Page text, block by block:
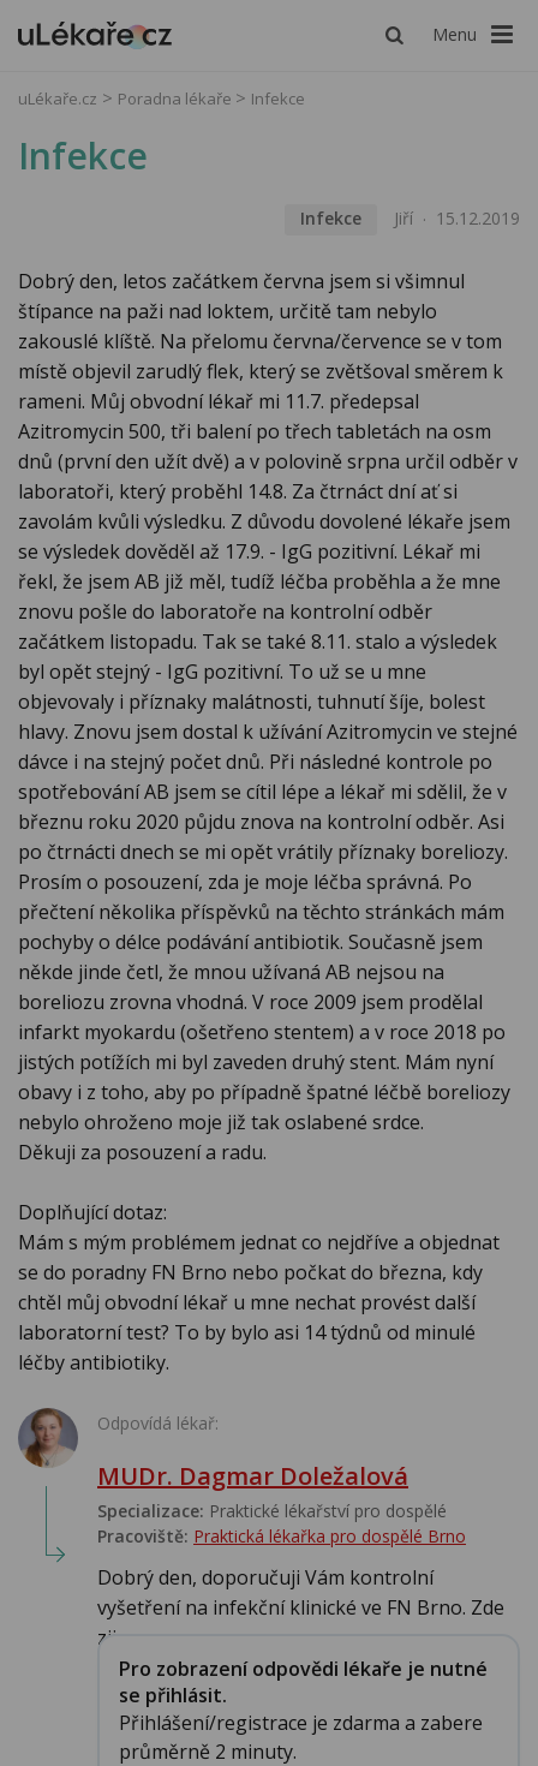
Menu
uLékaře.cz Poradna lékaře Infekce
Infekce
Infekce Jiří 15.12.2019
Dobrý den, letos začátkem června jsem si všimnul
štípance na paži nad loktem, určitě tam nebylo
zakouslé klíště. Na přelomu června/července se v tom
místě objevil zarudlý flek, který se zvětšoval směrem k
rameni. Můj obvodní lékař mi 11.7. předepsal
Azitromycin 500, tři balení po třech tabletách na osm
dnů (první den užít dvě) a v polovině srpna určil odběr v
laboratoři, který proběhl 14.8. Za čtrnáct dní ať si
zavolám kvůli výsledku. Z důvodu dovolené lékaře jsem
se výsledek dověděl až 17.9. - IgG pozitivní. Lékař mi
řekl, že jsem AB již měl, tudíž léčba proběhla a že mne
znovu pošle do laboratoře na kontrolní odběr
začátkem listopadu. Tak se také 8.11. stalo a výsledek
byl opět stejný - IgG pozitivní. To už se u mne
objevovaly i příznaky malátnosti, tuhnutí šíje, bolest
hlavy. Znovu jsem dostal k užívání Azitromycin ve stejné
dávce i na stejný počet dnů. Při následné kontrole po
spotřebování AB jsem se cítil lépe a lékař mi sdělil, že v
březnu roku 2020 půjdu znova na kontrolní odběr. Asi
po čtrnácti dnech se mi opět vrátily příznaky boreliozy.
Prosím o posouzení, zda je moje léčba správná. Po
přečtení několika příspěvků na těchto stránkách mám
pochyby o délce podávání antibiotik. Současně jsem
někde jinde četl, že mnou užívaná AB nejsou na
boreliozu zrovna vhodná. V roce 2009 jsem prodělal
infarkt myokardu (ošetřeno stentem) a v roce 2018 po
jistých potížích mi byl zaveden druhý stent. Mám nyní
obavy i z toho, aby po případně špatné léčbě boreliozy
nebylo ohroženo moje již tak oslabené srdce.
Děkuji za posouzení a radu.
Doplňující dotaz:
Mám s mým problémem jednat co nejdříve a objednat
se do poradny FN Brno nebo počkat do března, kdy
chtěl můj obvodní lékař u mne nechat provést další
laboratorní test? To by bylo asi 14 týdnů od minulé
léčby antibiotiky.
Odpovídá lékař:
MUDr. Dagmar Doležalová
Specializace: Praktické lékařství pro dospělé
Pracoviště: Praktická lékařka pro dospělé Brno
Dobrý den, doporučuji Vám kontrolní
vyšetření na infekční klinické ve FN Brno. Zde
zji...
Pro zobrazení odpovědi lékaře je nutné
se přihlásit.
Přihlášení/registrace je zdarma a zabere
průměrně 2 minuty.